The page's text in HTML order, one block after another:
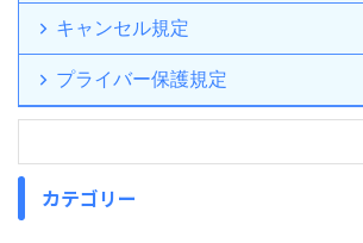
キャンセル規定
プライバー保護規定
カテゴリー